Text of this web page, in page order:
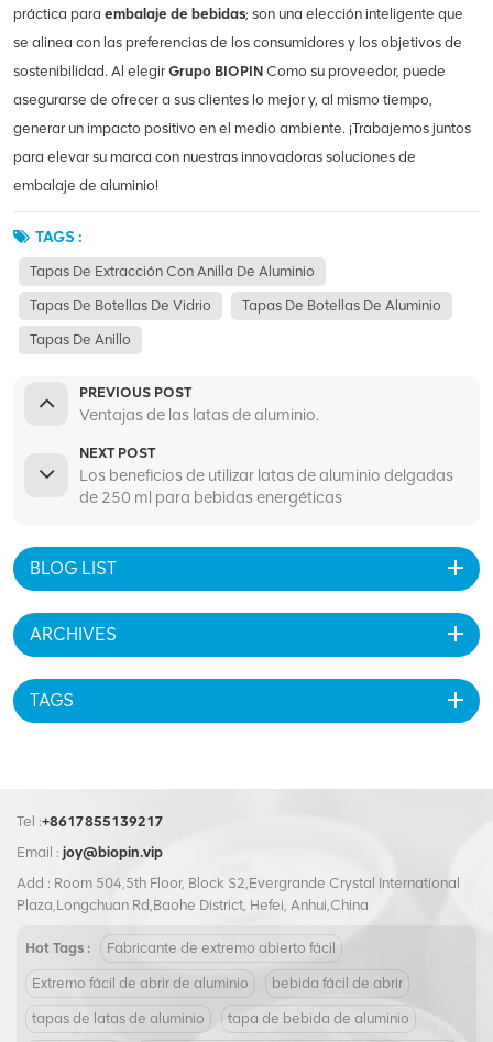
práctica para embalaje de bebidas; son una elección inteligente que
se alinea con las preferencias de los consumidores y los objetivos de
sostenibilidad. Al elegir Grupo BIOPIN Como su proveedor, puede
asegurarse de ofrecer a sus clientes lo mejor y, al mismo tiempo,
generar un impacto positivo en el medio ambiente. ¡Trabajemos juntos
para elevar su marca con nuestras innovadoras soluciones de
embalaje de aluminio!
TAGS :
Tapas De Extracción Con Anilla De Aluminio
Tapas De Botellas De Vidrio Tapas De Botellas De Aluminio
Tapas De Anillo
PREVIOUS POST
Ventajas de las latas de aluminio.
NEXT POST
Los beneficios de utilizar latas de aluminio delgadas
de 250 ml para bebidas energéticas
BLOG LIST
ARCHIVES
TAGS
Tel :+8617855139217
Email : joy@biopin.vip
Add : Room 504,5th Floor, Block S2,Evergrande Crystal International
Plaza,Longchuan Rd,Baohe District, Hefei, Anhui,China
Hot Tags : Fabricante de extremo abierto fácil
Extremo fácil de abrir de aluminio bebida fácil de abrir
tapas de latas de aluminio tapa de bebida de aluminio